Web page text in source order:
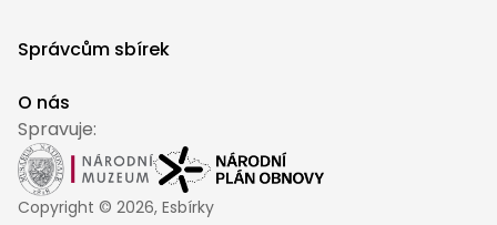
Správcům sbírek
O nás
Spravuje:
Copyright © 2026, Esbírky